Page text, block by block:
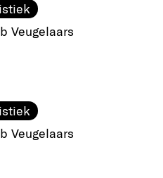
Veugelaars
Veugelaars